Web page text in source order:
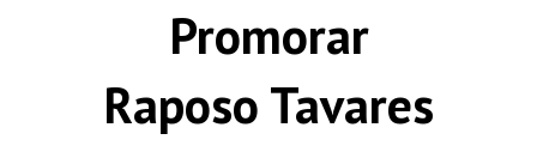
Promorar
Raposo Tavares